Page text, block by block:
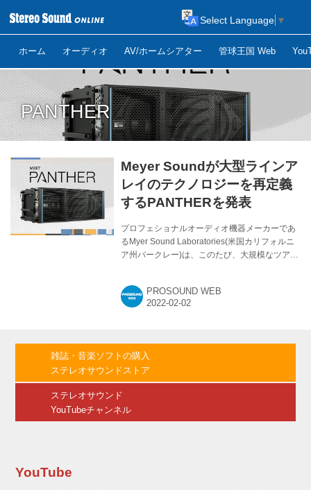
ホーム オーディオ AV/ホームシアター 管球王国 Web
Select Language ▼
PANTHER
Meyer Soundが大型ラインア
レイのテクノロジーを再定義
するPANTHERを発表
プロフェショナルオーディオ機器メーカーであ
るMyer Sound Laboratories(米国カリフォルニ
ア州バークレー)は、このたび、大規模なツアー
プとなるリニア・ラインアレイ・スピーカー
PANTHERを発表した。 PANTHER誕生の背景
いう状況。また、今日の環境政策により、高い
エネルギー効率と機材輸送の小スペース化が求
PROSOUND WEB
雑誌・音楽ソフトの購入
ステレオサウンドストア
ステレオサウンド
YouTubeチャンネル
YouTube